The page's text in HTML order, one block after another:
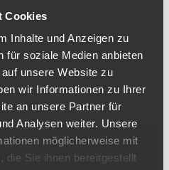
Cookies
Inhalte und Anzeigen zu
für soziale Medien anbieten
unsere Website zu
wir Informationen zu Ihrer
an unsere Partner für
Analysen weiter. Unsere
möglicherweise mit
die Sie ihnen bereitgestellt
enthaltenen
von min 900/1000
gehandelt
118,36